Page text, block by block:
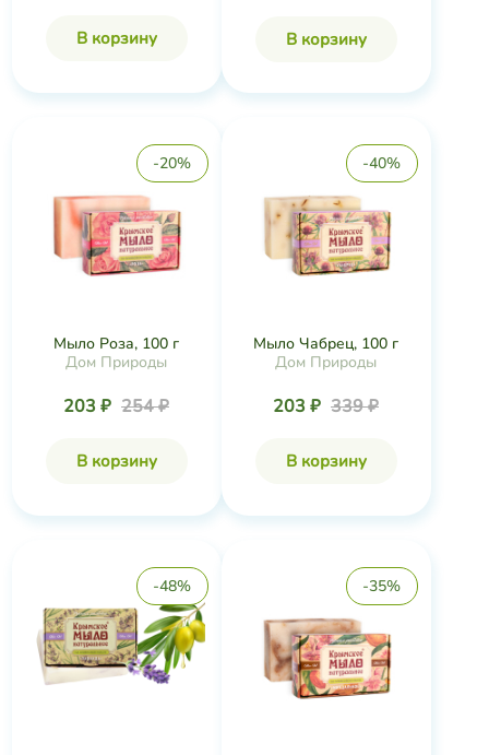
В корзину В корзину
-20%
Мыло Роза, 100 г
Дом Природы
203 ₽ 254 ₽
В корзину
-40%
Мыло Чабрец, 100 г
Дом Природы
203 ₽ 339 ₽
В корзину
-48% -35%